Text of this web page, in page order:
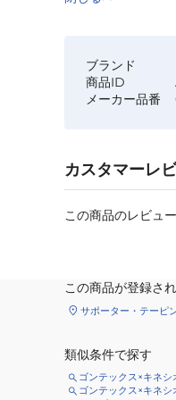
ブランド
商品ID
メーカー品番
カスタマーレ
この商品のレビュ
この商品が登録さ
サポーター・テーピ
類似条件で探す
ゴンテックス×キネシ
ゴンテックス×キネシ